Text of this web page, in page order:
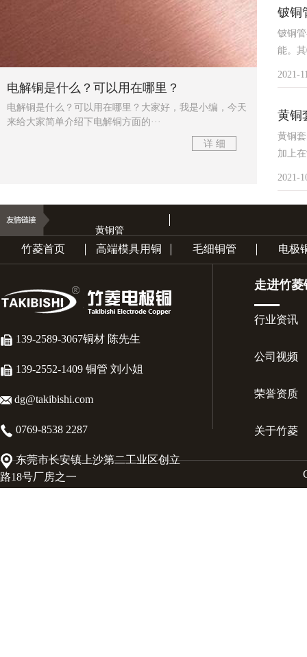
电解铜是什么？可以用在哪里？
电解铜是什么？可以用在哪里？大家好，我是小编，今天
来给大家简单介绍下电解铜方面的···
详 细
铍铜
铍铜
能。
2021-
黄铜
黄铜
加上
2021-
黄铜管
竹菱首页 高端模具用铜 毛细铜管 电极
139-2589-3067铜材 陈先生
139-2552-1409 铜管 刘小姐
dg@takibishi.com
0769-8538 2287
东莞市长安镇上沙第二工业区创立
路18号厂房之一
走进竹菱
行业资讯
公司视频
荣誉资质
关于竹菱